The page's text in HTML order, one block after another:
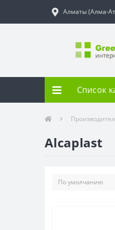
Алматы (Алма-
Список
Alcaplast